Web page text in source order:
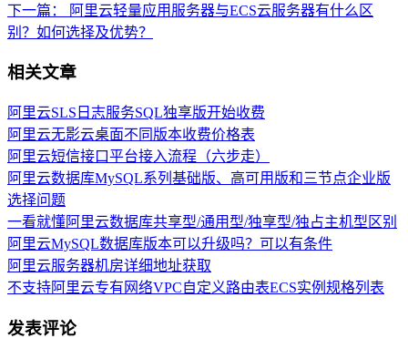
下一篇：
阿里云轻量应用服务器与ECS云服务器有什么区
别？如何选择及优势？
相关文章
阿里云SLS日志服务SQL独享版开始收费
阿里云无影云桌面不同版本收费价格表
阿里云短信接口平台接入流程（六步走）
阿里云数据库MySQL系列基础版、高可用版和三节点企业版
选择问题
一看就懂阿里云数据库共享型/通用型/独享型/独占主机型区别
阿里云MySQL数据库版本可以升级吗？可以有条件
阿里云服务器机房详细地址获取
不支持阿里云专有网络VPC自定义路由表ECS实例规格列表
发表评论